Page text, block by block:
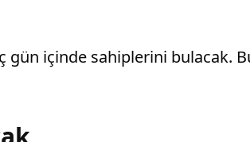
gün içinde sahiplerini